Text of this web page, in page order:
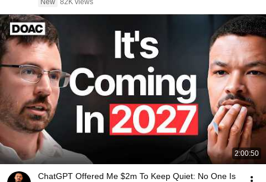
New 82K views
2:00:50
ChatGPT Offered Me $2m To Keep Quiet: No One Is